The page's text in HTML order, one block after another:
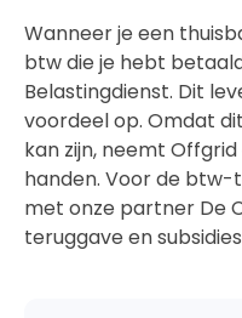
Wanneer je een
btw die je hebt
Belastingdienst. Dit
voordeel op. Omdat
kan zijn, neemt
handen. Voor de
met onze partner De
teruggave en